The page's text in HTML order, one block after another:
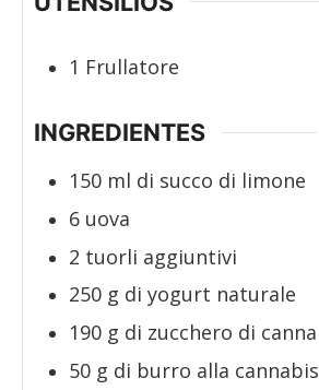
1 Frullatore
INGREDIENTES
150 ml di succo di limone
6 uova
2 tuorli aggiuntivi
250 g di yogurt naturale
190 g di zucchero di canna
50 g di burro alla cannabis